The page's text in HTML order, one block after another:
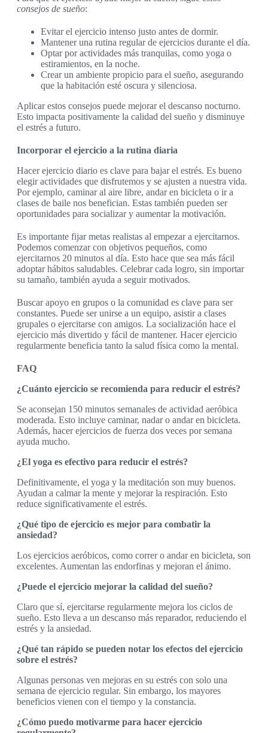
consejos de sueño:
Evitar el ejercicio intenso justo antes de dormir.
Mantener una rutina regular de ejercicios durante el día.
Optar por actividades más tranquilas, como yoga o
estiramientos, en la noche.
Crear un ambiente propicio para el sueño, asegurando
que la habitación esté oscura y silenciosa.
Aplicar estos consejos puede mejorar el descanso nocturno.
Esto impacta positivamente la calidad del sueño y disminuye
el estrés a futuro.
Incorporar el ejercicio a la rutina diaria
Hacer ejercicio diario es clave para bajar el estrés. Es bueno
elegir actividades que disfrutemos y se ajusten a nuestra vida.
Por ejemplo, caminar al aire libre, andar en bicicleta o ir a
clases de baile nos benefician. Estas también pueden ser
oportunidades para socializar y aumentar la motivación.
Es importante fijar metas realistas al empezar a ejercitarnos.
Podemos comenzar con objetivos pequeños, como
ejercitarnos 20 minutos al día. Esto hace que sea más fácil
adoptar hábitos saludables. Celebrar cada logro, sin importar
su tamaño, también ayuda a seguir motivados.
Buscar apoyo en grupos o la comunidad es clave para ser
constantes. Puede ser unirse a un equipo, asistir a clases
grupales o ejercitarse con amigos. La socialización hace el
ejercicio más divertido y fácil de mantener. Hacer ejercicio
regularmente beneficia tanto la salud física como la mental.
FAQ
¿Cuánto ejercicio se recomienda para reducir el estrés?
Se aconsejan 150 minutos semanales de actividad aeróbica
moderada. Esto incluye caminar, nadar o andar en bicicleta.
Además, hacer ejercicios de fuerza dos veces por semana
ayuda mucho.
¿El yoga es efectivo para reducir el estrés?
Definitivamente, el yoga y la meditación son muy buenos.
Ayudan a calmar la mente y mejorar la respiración. Esto
reduce significativamente el estrés.
¿Qué tipo de ejercicio es mejor para combatir la
ansiedad?
Los ejercicios aeróbicos, como correr o andar en bicicleta, son
excelentes. Aumentan las endorfinas y mejoran el ánimo.
¿Puede el ejercicio mejorar la calidad del sueño?
Claro que sí, ejercitarse regularmente mejora los ciclos de
sueño. Esto lleva a un descanso más reparador, reduciendo el
estrés y la ansiedad.
¿Qué tan rápido se pueden notar los efectos del ejercicio
sobre el estrés?
Algunas personas ven mejoras en su estrés con solo una
semana de ejercicio regular. Sin embargo, los mayores
beneficios vienen con el tiempo y la constancia.
¿Cómo puedo motivarme para hacer ejercicio